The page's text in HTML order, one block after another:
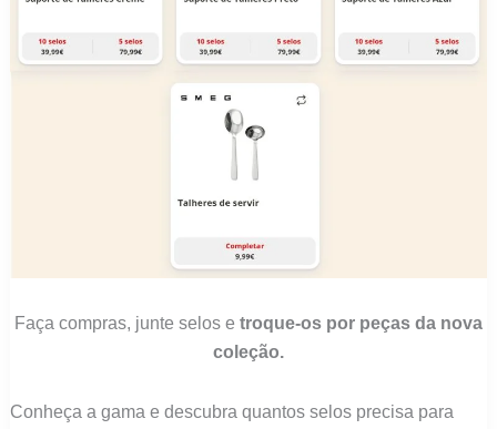
Faça compras, junte selos e troque-os por peças da nova
coleção.
Conheça a gama e descubra quantos selos precisa para